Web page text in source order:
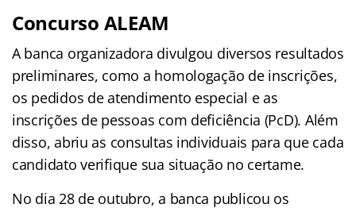
Concurso ALEAM
A banca organizadora divulgou diversos resultados
preliminares, como a homologação de inscrições,
os pedidos de atendimento especial e as
inscrições de pessoas com deficiência (PcD). Além
disso, abriu as consultas individuais para que cada
candidato verifique sua situação no certame.
No dia 28 de outubro, a banca publicou os